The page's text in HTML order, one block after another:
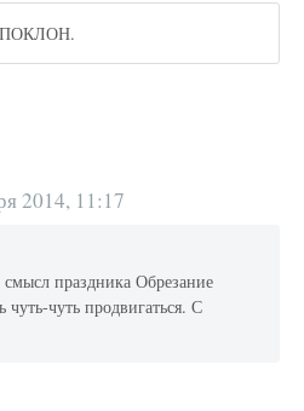
2014, 11:17
праздника Обрезание
чуть-чуть продвигаться. С